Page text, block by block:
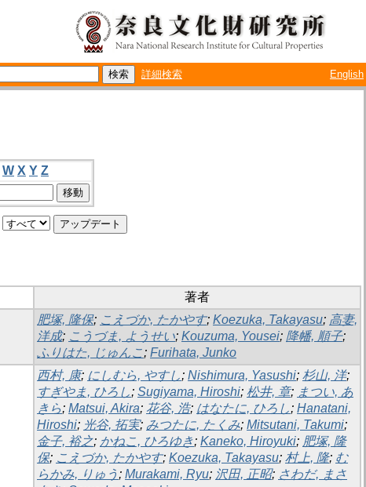
詳細検索 English
W X Y Z
著者
肥塚, 隆保; こえづか, たかやす; Koezuka, Takayasu; 高妻,
洋成; こうづま, ようせい; Kouzuma, Yousei; 降幡, 順子;
ふりはた, じゅんこ; Furihata, Junko
西村, 康; にしむら, やすし; Nishimura, Yasushi; 杉山, 洋;
すぎやま, ひろし; Sugiyama, Hiroshi; 松井, 章; まつい, あ
きら; Matsui, Akira; 花谷, 浩; はなたに, ひろし; Hanatani,
Hiroshi; 光谷, 拓実; みつたに, たくみ; Mitsutani, Takumi;
金子, 裕之; かねこ, ひろゆき; Kaneko, Hiroyuki; 肥塚, 隆
保; こえづか, たかやす; Koezuka, Takayasu; 村上, 隆; む
らかみ, りゅう ; Murakami, Ryu; 沢田, 正昭; さわだ, まさ